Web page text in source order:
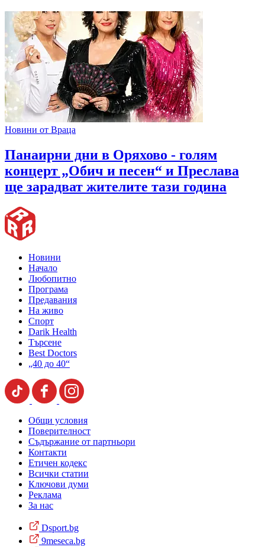
Новини от Враца
Панаирни дни в Оряхово - голям
концерт „Обич и песен“ и Преслава
ще зарадват жителите тази година
Новини
Начало
Любопитно
Програма
Предавания
На живо
Спорт
Darik Health
Търсене
Best Doctors
„40 до 40“
Общи условия
Поверителност
Съдържание от партньори
Контакти
Етичен кодекс
Всички статии
Ключови думи
Реклама
За нас
Dsport.bg
9meseca.bg